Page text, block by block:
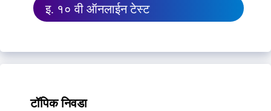
इ. १० वी ऑनलाईन टेस्ट
टॉपिक निवडा